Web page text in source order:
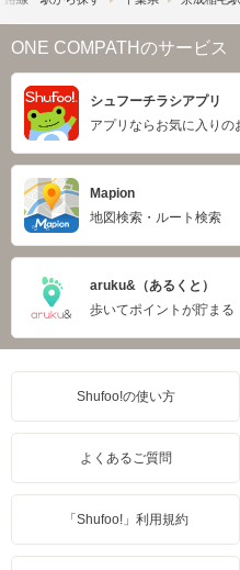
ONE COMPATHのサービス
シュフーチラシアプリ
アプリならお気に入りの
Mapion
地図検索・ルート検索
aruku&（あるくと）
歩いてポイントが貯まる
Shufoo!の使い方
よくあるご質問
「Shufoo!」利用規約